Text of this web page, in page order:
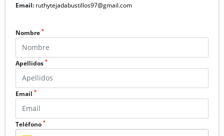
Email: ruthytejadabustillos97@gmail.com
Nombre *
Apellidos *
Email *
Teléfono *